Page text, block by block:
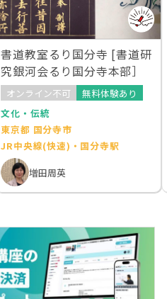
書道教室るり国分寺 [書道研
究銀河会るり国分寺本部］
オンライン不可
無料体験あり
文化・伝統
東京都 国分寺市
JR中央線(快速)・国分寺駅
増田周英